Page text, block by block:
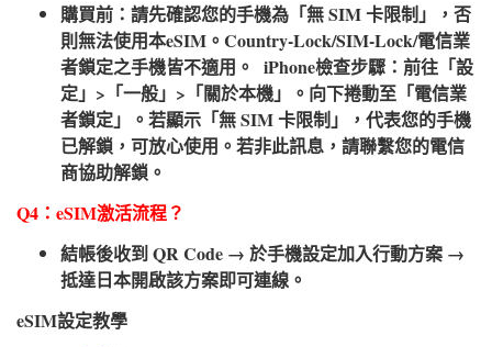
購買前：請先確認您的手機為「無 SIM 卡限制」，否
則無法使用本eSIM。Country-Lock/SIM-Lock/電信業
者鎖定之手機皆不適用。 iPhone檢查步驟：前往「設
定」>「一般」>「關於本機」。向下捲動至「電信業
者鎖定」。若顯示「無 SIM 卡限制」，代表您的手機
已解鎖，可放心使用。若非此訊息，請聯繫您的電信
商協助解鎖。
Q4：eSIM激活流程？​
結帳後收到 QR Code → 於手機設定加入行動方案 →
抵達日本開啟該方案即可連線。
eSIM設定教學​